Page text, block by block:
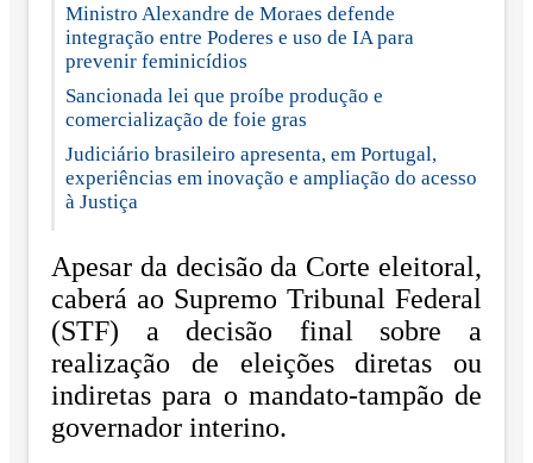
Ministro Alexandre de Moraes defende
integração entre Poderes e uso de IA para
prevenir feminicídios
Sancionada lei que proíbe produção e
comercialização de foie gras
Judiciário brasileiro apresenta, em Portugal,
experiências em inovação e ampliação do acesso
à Justiça
Apesar da decisão da Corte eleitoral,
caberá ao Supremo Tribunal Federal
(STF) a decisão final sobre a
realização de eleições diretas ou
indiretas para o mandato-tampão de
governador interino.